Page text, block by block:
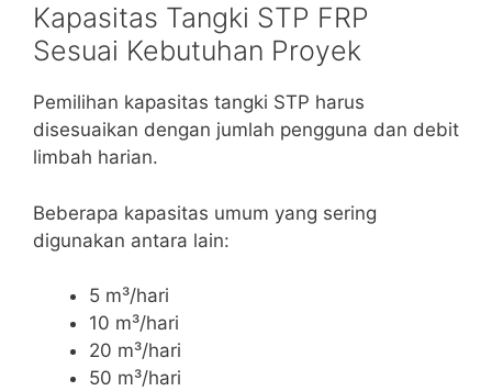
Kapasitas Tangki STP FRP
Sesuai Kebutuhan Proyek
Pemilihan kapasitas tangki STP harus
disesuaikan dengan jumlah pengguna dan debit
limbah harian.
Beberapa kapasitas umum yang sering
digunakan antara lain:
5 m³/hari
10 m³/hari
20 m³/hari
50 m³/hari